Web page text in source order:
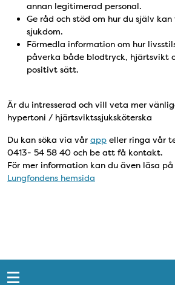
annan legitimerad personal.
Ge råd och stöd om hur du själv
sjukdom.
Förmedla information om hur
påverka både blodtryck, hjärtsvikt
positivt sätt.
Är du intresserad och vill veta mer
hypertoni / hjärtsviktssjuksköterska
Du kan söka via vår app eller ringa vår
0413- 54 58 40 och be att få kontakt.
För mer information kan du även läsa på
Lungfondens hemsida
Snabblänkar